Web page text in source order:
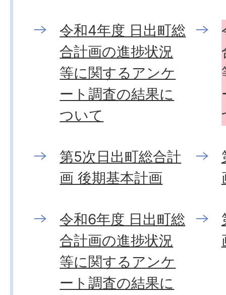
令和4年度 日出町総
合計画の進捗状況
等に関するアンケ
ート調査の結果に
ついて
第5次日出町総合計
画 後期基本計画
令和6年度 日出町総
合計画の進捗状況
等に関するアンケ
ート調査の結果に